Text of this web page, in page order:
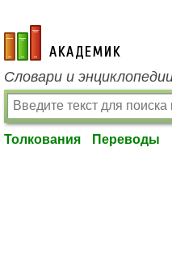
academic.ru
Словари и
Толкования Переводы